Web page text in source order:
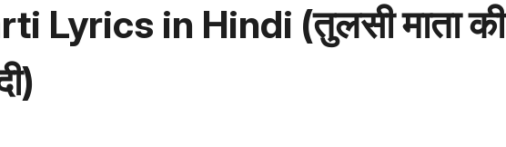
Lyrics in Hindi (तुलसी माता की